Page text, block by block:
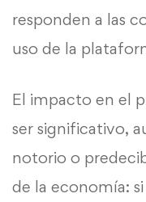
responden a las
uso de la
El impacto en el
ser significativo,
notorio o
de la economía: